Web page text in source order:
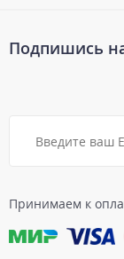
Принимаем к
Подпишись